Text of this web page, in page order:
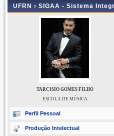
UFRN › SIGAA - Sistema
TARCISIO GOMES FILHO
ESCOLA DE MÚSICA
Perfil Pessoal
Produção Intelectual